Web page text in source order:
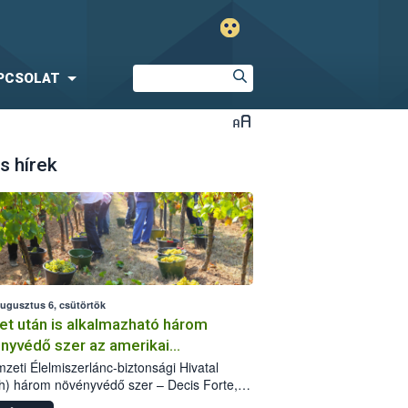
hírek
6, csütörtök
után is alkalmazható három
szer az amerikai
ellen
Élelmiszerlánc-biztonsági Hivatal
három növényvédő szer – Decis Forte,
24 EW, Oroganic – engedélyokiratát